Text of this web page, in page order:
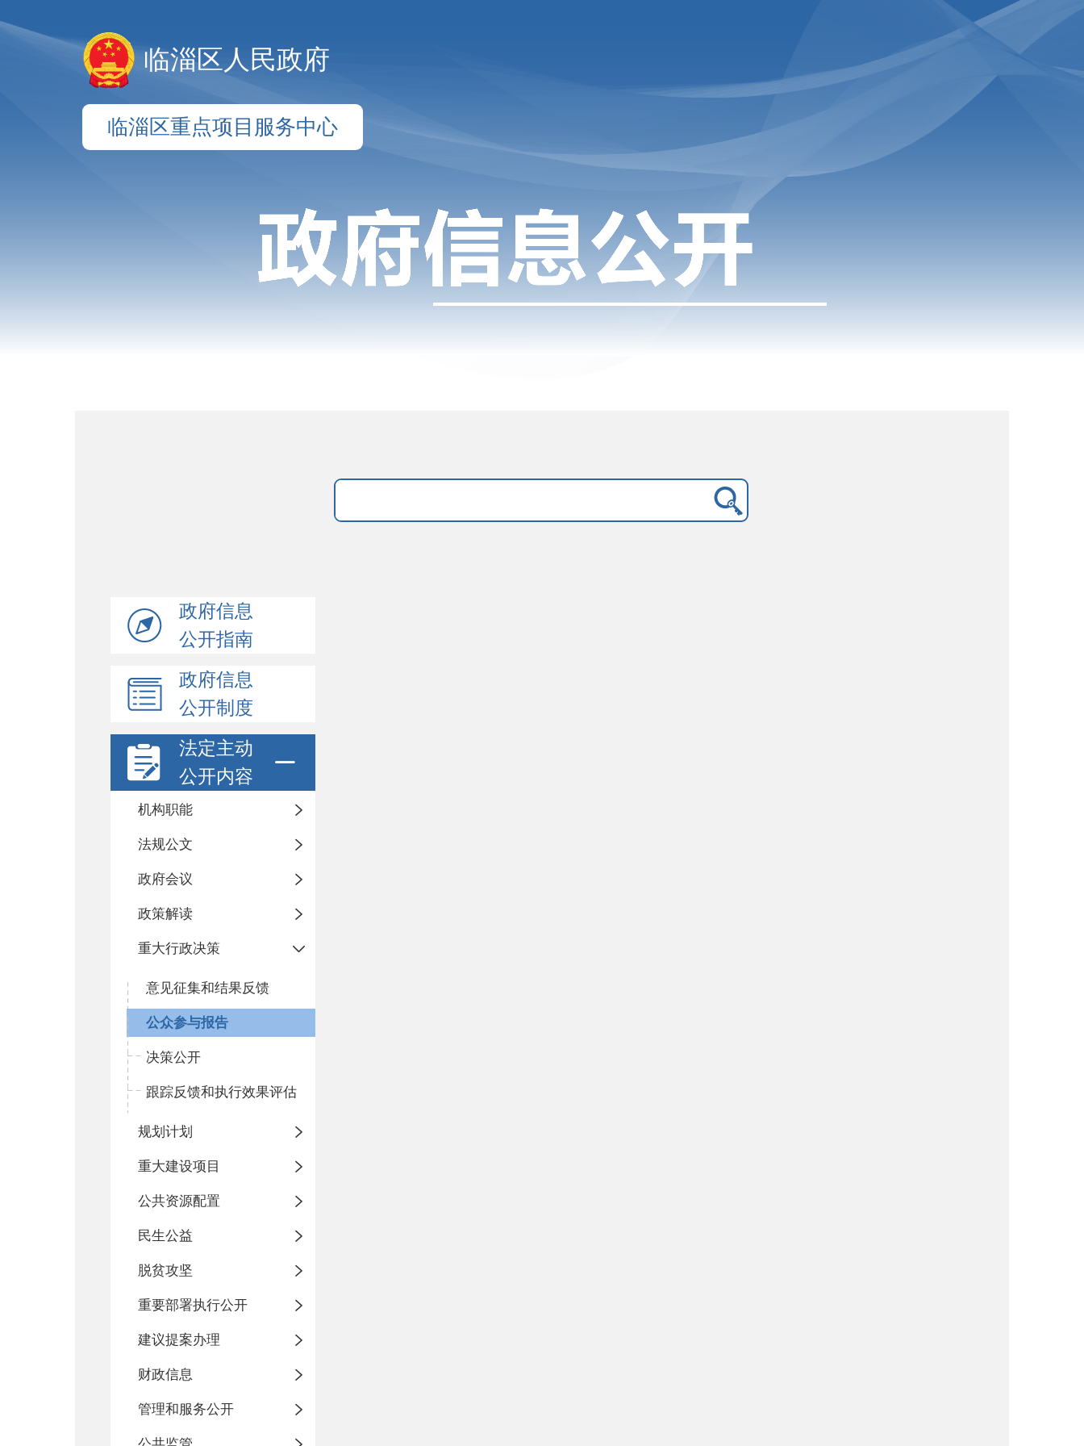
临淄区人民政府
临淄区重点项目服务中心
政府信息
公开指南
政府信息
公开制度
法定主动
公开内容
机构职能
法规公文
政府会议
政策解读
重大行政决策
意见征集和结果反馈
公众参与报告
决策公开
跟踪反馈和执行效果评估
规划计划
重大建设项目
公共资源配置
民生公益
脱贫攻坚
重要部署执行公开
建议提案办理
财政信息
管理和服务公开